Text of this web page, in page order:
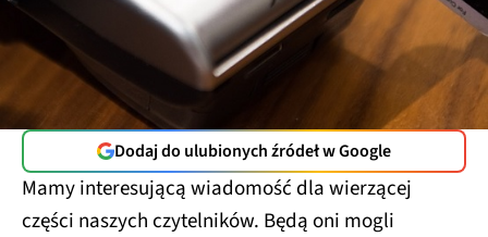
Dodaj do ulubionych źródeł w Google
Mamy interesującą wiadomość dla wierzącej
części naszych czytelników. Będą oni mogli